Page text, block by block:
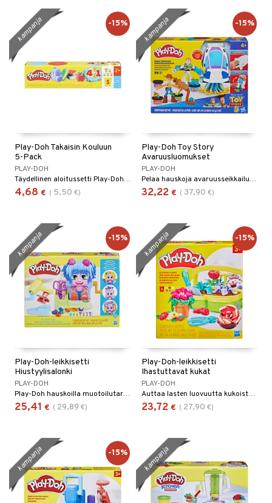
Play-Doh Takaisin Kouluun
5-Pack
PLAY-DOH
Täydellinen aloitussetti Play-Dohilla!
4,68 € ( 5,50 €)
kampanja -15%
Play-Doh Toy Story
Avaruusluomukset
PLAY-DOH
Pelaa hauskoja avaruusseikkailuja Buzz Lightyearin ja hänen ystäviensä kanssa!
32,22 € ( 37,90 €)
kampanja -15%
Play-Doh-leikkisetti
Hiustyylisalonki
PLAY-DOH
Play-Doh hauskoilla muotoilutarvikkeilla!
25,41 € ( 29,89 €)
kampanja -15%
Play-Doh-leikkisetti
Ihastuttavat kukat
PLAY-DOH
Auttaa lasten luovuutta kukoistamaan!
23,72 € ( 27,90 €)
kampanja -15%
kampanja -15% kampanja